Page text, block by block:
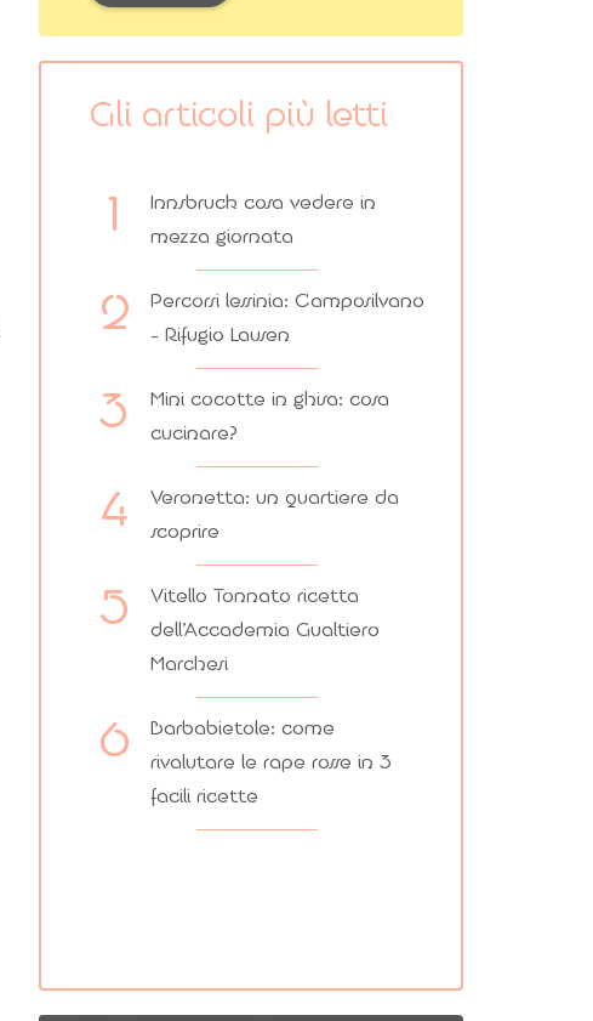
Gli articoli più letti
Innsbruck cosa vedere in
mezza giornata
Percorsi lessinia: Camposilvano
– Rifugio Lausen
Mini cocotte in ghisa: cosa
cucinare?
Veronetta: un quartiere da
scoprire
Vitello Tonnato ricetta
dell’Accademia Gualtiero
Marchesi
Barbabietole: come
rivalutare le rape rosse in 3
facili ricette